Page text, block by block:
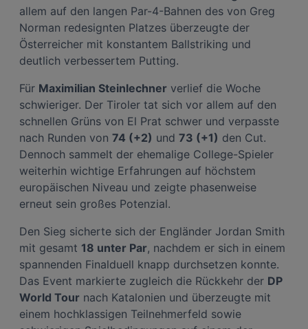
allem auf den langen Par-4-Bahnen des von Greg
Norman redesignten Platzes überzeugte der
Österreicher mit konstantem Ballstriking und
deutlich verbessertem Putting.
Für Maximilian Steinlechner verlief die Woche
schwieriger. Der Tiroler tat sich vor allem auf den
schnellen Grüns von El Prat schwer und verpasste
nach Runden von 74 (+2) und 73 (+1) den Cut.
Dennoch sammelt der ehemalige College-Spieler
weiterhin wichtige Erfahrungen auf höchstem
europäischen Niveau und zeigte phasenweise
erneut sein großes Potenzial.
Den Sieg sicherte sich der Engländer Jordan Smith
mit gesamt 18 unter Par, nachdem er sich in einem
spannenden Finalduell knapp durchsetzen konnte.
Das Event markierte zugleich die Rückkehr der DP
World Tour nach Katalonien und überzeugte mit
einem hochklassigen Teilnehmerfeld sowie
Wir und unsere Partner verarbeiten Daten, um
Folgendes bereitzustellen:
aktiv abfragen. Speichern von oder Zugriff auf Informationen auf einem
Endgerät. Personalisierte Werbung und Inhalte, Messung von Werbeleistung
und der Performance von Inhalten, Zielgruppenforschung sowie Entwicklung
und Verbesserung von Angeboten.
Liste der Partner (Lieferanten)